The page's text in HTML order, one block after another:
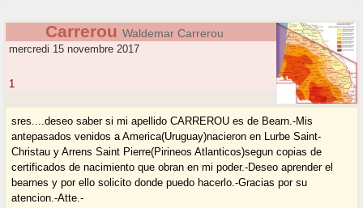
Carrerou Waldemar Carrerou
mercredi 15 novembre 2017
1
sres....deseo saber si mi apellido CARREROU es de Bearn.-Mis
antepasados venidos a America(Uruguay)nacieron en Lurbe Saint-
Christau y Arrens Saint Pierre(Pirineos Atlanticos)segun copias de
certificados de nacimiento que obran en mi poder.-Deseo aprender el
bearnes y por ello solicito donde puedo hacerlo.-Gracias por su
atencion.-Atte.-